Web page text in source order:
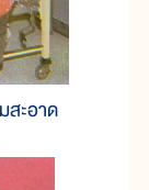
สะอาด